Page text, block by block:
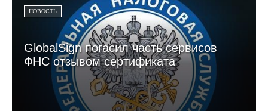
НОВОСТЬ
GlobalSign погасил часть сервисов
ФНС отзывом сертификата